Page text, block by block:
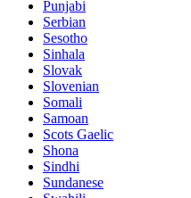
Punjabi
Serbian
Sesotho
Sinhala
Slovak
Slovenian
Somali
Samoan
Scots Gaelic
Shona
Sindhi
Sundanese